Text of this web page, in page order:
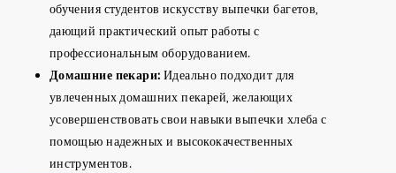
обучения студентов искусству выпечки багетов,
дающий практический опыт работы с
профессиональным оборудованием.
Домашние пекари: Идеально подходит для
увлеченных домашних пекарей, желающих
усовершенствовать свои навыки выпечки хлеба с
помощью надежных и высококачественных
инструментов.